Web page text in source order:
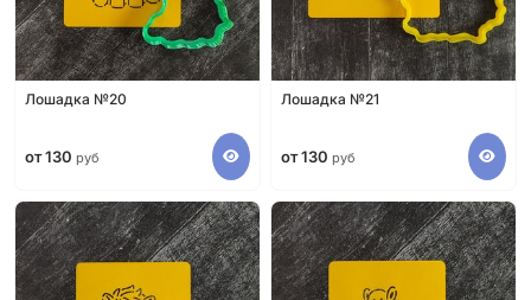
Лошадка №20
от 130 руб
Лошадка №21
от 130 руб